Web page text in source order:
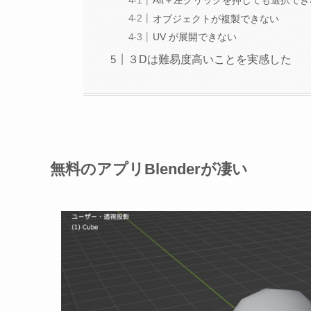
オブジェクトが複製できない
UV が展開できない
３Dは難易度高いことを実感した
無料のアプリBlenderが凄い